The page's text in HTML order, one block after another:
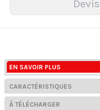
EN SAVOIR PLUS
CARACTÉRISTIQUES
À TÉLÉCHARGER